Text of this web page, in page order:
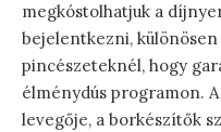
megkóstolhatjuk a
bejelentkezni, különösen
pincészeteknél, hogy
élménydús programon.
levegője, a borkészítők